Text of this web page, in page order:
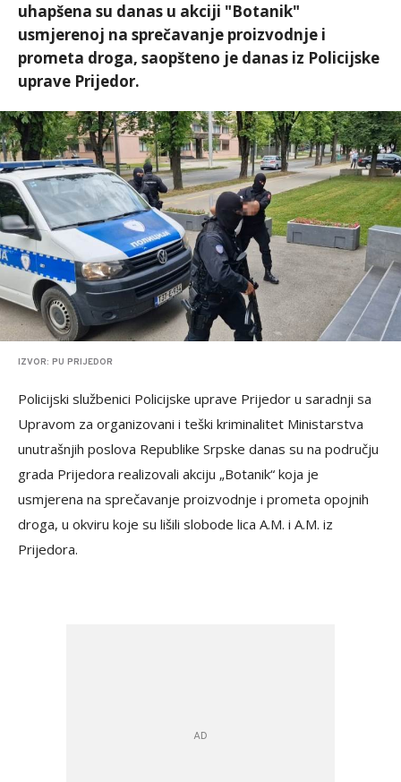
uhapšena su danas u akciji "Botanik"
usmjerenoj na sprečavanje proizvodnje i
prometa droga, saopšteno je danas iz Policijske
uprave Prijedor.
IZVOR: PU PRIJEDOR
Policijski službenici Policijske uprave Prijedor u saradnji sa
Upravom za organizovani i teški kriminalitet Ministarstva
unutrašnjih poslova Republike Srpske danas su na području
grada Prijedora realizovali akciju „Botanik“ koja je
usmjerena na sprečavanje proizvodnje i prometa opojnih
droga, u okviru koje su lišili slobode lica A.M. i A.M. iz
Prijedora.